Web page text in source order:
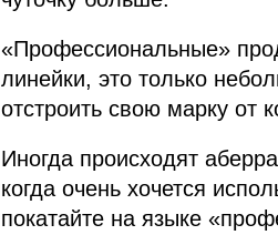
«Профессиональные»
линейки, это только
отстроить свою марку от
Иногда происходят
когда очень хочется
покатайте на языке